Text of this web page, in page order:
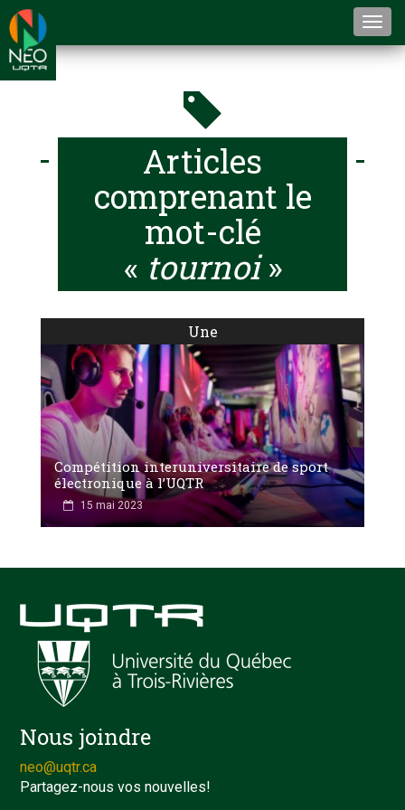
Articles
comprenant le
mot-clé
« tournoi»
Une
Compétition interuniversitaire de sport
électronique à l’UQTR
15 mai 2023
Nous joindre
neo@uqtr.ca
Partagez-nous vos nouvelles!